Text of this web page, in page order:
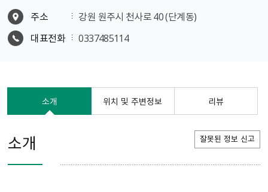
주소
강원 원주시 천사로 40 (단계동)
대표전화
0337485114
소개 위치 및 주변정보 리뷰
소개 잘못된 정보 신고